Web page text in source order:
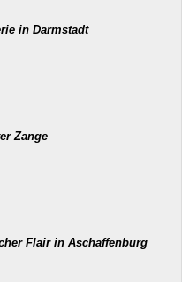
in Darmstadt
Zange
Flair in Aschaffenburg